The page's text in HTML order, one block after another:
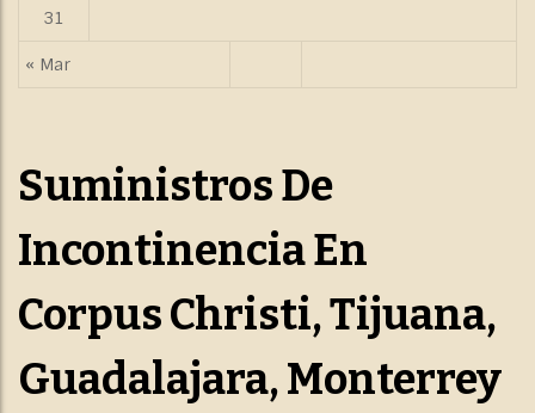
« Mar
31
Suministros De
Incontinencia En
Corpus Christi, Tijuana,
Guadalajara, Monterrey